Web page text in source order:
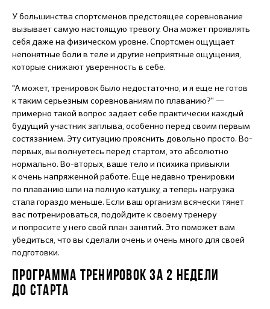
У большинства спортсменов предстоящее соревнование
вызывает самую настоящую тревогу. Она может проявлять
себя даже на физическом уровне. Спортсмен ощущает
непонятные боли в теле и другие неприятные ощущения,
которые снижают уверенность в себе.
"А может, тренировок было недостаточно, и я еще не готов
к таким серьезным соревнованиям по плаванию?" —
примерно такой вопрос задает себе практически каждый
будущий участник заплыва, особенно перед своим первым
состязанием. Эту ситуацию прояснить довольно просто. Во-
первых, вы волнуетесь перед стартом, это абсолютно
нормально. Во-вторых, ваше тело и психика привыкли
к очень напряженной работе. Еще недавно тренировки
по плаванию шли на полную катушку, а теперь нагрузка
стала гораздо меньше. Если ваш организм всячески тянет
вас потренироваться, подойдите к своему тренеру
и попросите у него свой план занятий. Это поможет вам
убедиться, что вы сделали очень и очень много для своей
подготовки.
ПРОГРАММА ТРЕНИРОВОК ЗА 2 НЕДЕЛИ
ДО СТАРТА